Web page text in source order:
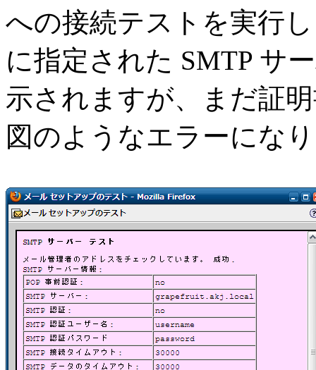
への接続テストを実行
に指定された SMTP サ
示されますが、まだ証
図のようなエラーにな